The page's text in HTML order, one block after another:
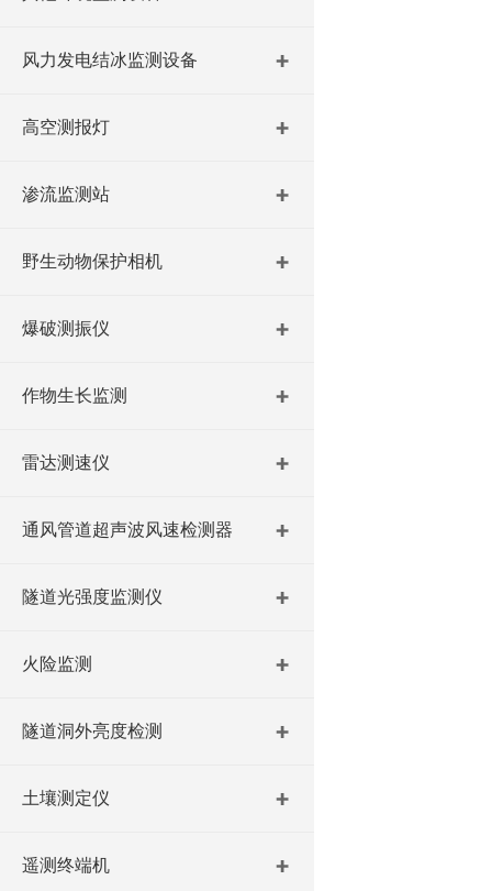
风力发电结冰监测设备
高空测报灯
渗流监测站
野生动物保护相机
爆破测振仪
作物生长监测
雷达测速仪
通风管道超声波风速检测器
隧道光强度监测仪
火险监测
隧道洞外亮度检测
土壤测定仪
遥测终端机